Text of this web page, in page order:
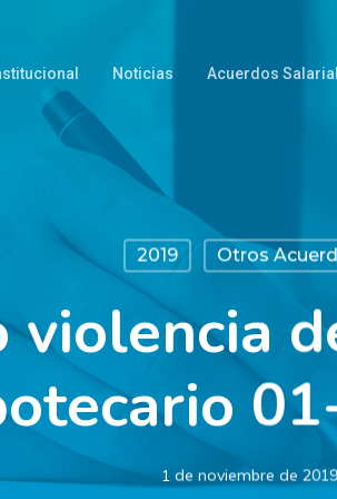
Noticias Acuerdos
2019 Otros
violencia
1 de noviembre de 2019